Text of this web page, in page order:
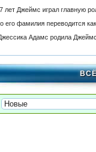
лет Джеймс играл главную
его фамилия переводится
Адамс родила